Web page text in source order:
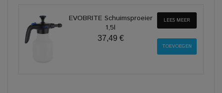
EVOBRITE Schuimsproeier
1,5l
37,49 €
LEES MEER